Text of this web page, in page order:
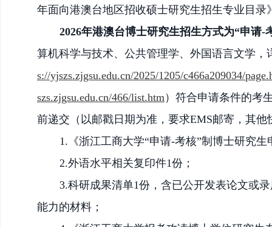
年面向港澳台地区招收硕士研究生招生专业目录
2026年港澳台博士研究生招生方式为“申请-
算机科学与技术、公共管理学、外国语言文学，
s://yjszs.zjgsu.edu.cn/2025/1205/c466a209034/
szs.zjgsu.edu.cn/466/list.htm） 符合申请条件的考
前递交（以邮戳日期为准，要求EMS邮寄，其他
1.《浙江工商大学“申请-考核”制博士研究生
2.外语水平相关复印件1份；
3.科研成果清单1份，含已公开发表论文或
能力的材料；